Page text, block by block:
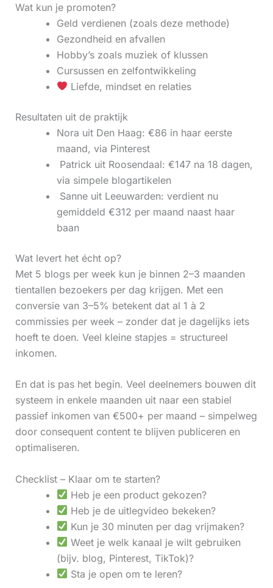
Wat kun je promoten?
Geld verdienen (zoals deze methode)
Gezondheid en afvallen
Hobby’s zoals muziek of klussen
Cursussen en zelfontwikkeling
Liefde, mindset en relaties
Resultaten uit de praktijk
Nora uit Den Haag: €86 in haar eerste
maand, via Pinterest
‍ Patrick uit Roosendaal: €147 na 18 dagen,
via simpele blogartikelen
‍ Sanne uit Leeuwarden: verdient nu
gemiddeld €312 per maand naast haar
baan
Wat levert het écht op?
Met 5 blogs per week kun je binnen 2–3 maanden
tientallen bezoekers per dag krijgen. Met een
conversie van 3–5% betekent dat al 1 à 2
commissies per week – zonder dat je dagelijks iets
hoeft te doen. Veel kleine stapjes = structureel
inkomen.
En dat is pas het begin. Veel deelnemers bouwen dit
systeem in enkele maanden uit naar een stabiel
passief inkomen van €500+ per maand – simpelweg
door consequent content te blijven publiceren en
optimaliseren.
Checklist – Klaar om te starten?
Heb je een product gekozen?
Heb je de uitlegvideo bekeken?
Kun je 30 minuten per dag vrijmaken?
Weet je welk kanaal je wilt gebruiken
(bijv. blog, Pinterest, TikTok)?
Sta je open om te leren?